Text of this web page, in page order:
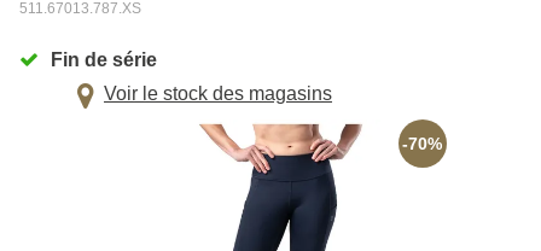
511.67013.787.XS
Fin de série
Voir le stock des magasins
-70%